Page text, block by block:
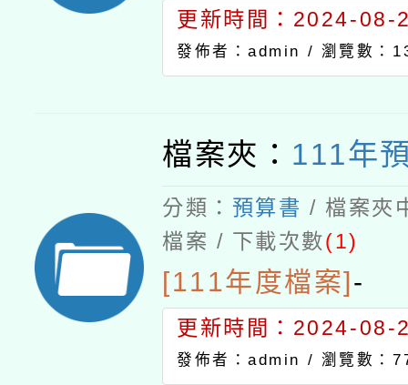
更新時間：2024-08-
發佈者：admin / 瀏覽數：
檔案夾： 111年
分類： 預算書 / 檔案夾
檔案 / 下載次數(1)
[111年度檔案] -
更新時間：2024-08-
發佈者：admin / 瀏覽數：